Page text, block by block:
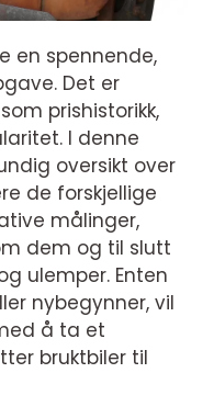
en spennende,
Det er
prishistorikk,
I denne
oversikt over
de forskjellige
målinger,
dem og til slutt
ulemper. Enten
nybegynner, vil
å ta et
bruktbiler til